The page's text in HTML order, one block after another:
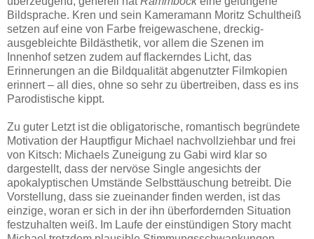
Bildsprache. Kren und sein Kameramann Moritz Schultheiß
setzen auf eine von Farbe freigewaschene, dreckig-
ausgebleichte Bildästhetik, vor allem die Szenen im
Innenhof setzen zudem auf flackerndes Licht, das
Erinnerungen an die Bildqualität abgenutzter Filmkopien
erinnert – all dies, ohne so sehr zu übertreiben, dass es ins
Parodistische kippt.
Zu guter Letzt ist die obligatorische, romantisch begründete
Motivation der Hauptfigur Michael nachvollziehbar und frei
von Kitsch: Michaels Zuneigung zu Gabi wird klar so
dargestellt, dass der nervöse Single angesichts der
apokalyptischen Umstände Selbsttäuschung betreibt. Die
Vorstellung, dass sie zueinander finden werden, ist das
einzige, woran er sich in der ihn überfordernden Situation
festzuhalten weiß. Im Laufe der einstündigen Story macht